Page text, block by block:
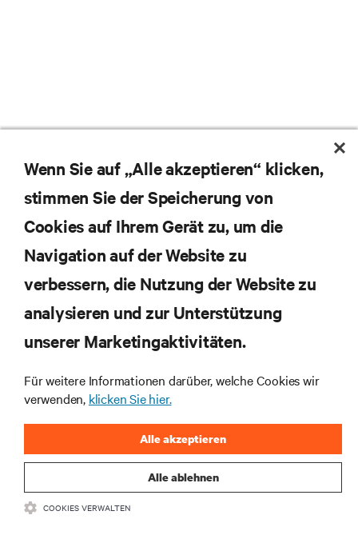
Abonnieren Sie unseren Newsletter und erhalten
die neuesten Technologietrends
Themen der Branche, mit aktuellen Diskussionen
und Einblicken von Experten in das
Rechenzentrums- und Infrastrukturmanagement.
JETZT ANMELDEN
Wenn Sie auf „Alle akzeptieren“ klicken,
stimmen Sie der Speicherung von
Cookies auf Ihrem Gerät zu, um die
Navigation auf der Website zu
verbessern, die Nutzung der Website zu
analysieren und zur Unterstützung
unserer Marketingaktivitäten.
Für weitere Informationen darüber, welche Cookies wir
verwenden, klicken Sie hier.
Alle ablehnen
Alle akzeptieren
COOKIES VERWALTEN